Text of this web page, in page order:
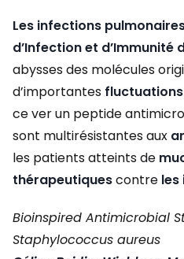
Les infections
d’Infection et d’Immunité
abysses des molécules
d’importantes
ce ver un peptide
sont multirésistantes aux
les patients atteints de
thérapeutiquescontre
Bioinspired Antimicrobial
Staphylococcus aureus